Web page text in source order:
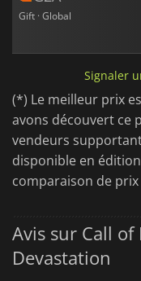
Gift · Global
Signaler
(*) Le meilleur prix
avons découvert ce
vendeurs
disponible en
comparaison de
Avis sur Call
Devastation